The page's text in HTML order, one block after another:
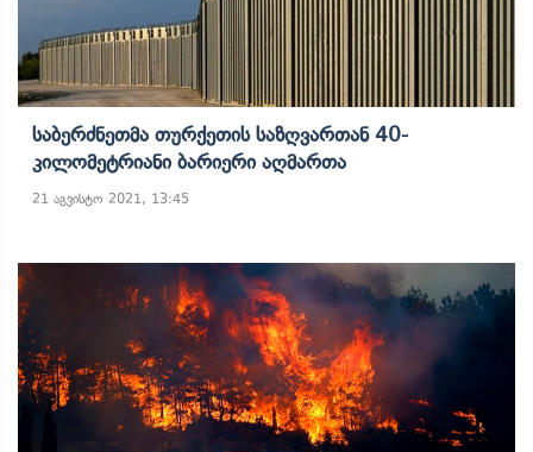
Საბერძნეთმა Თურქეთის Საზღვართან 40-
Კილომეტრიანი Ბარიერი Აღმართა
21 აგვისტო 2021, 13:45